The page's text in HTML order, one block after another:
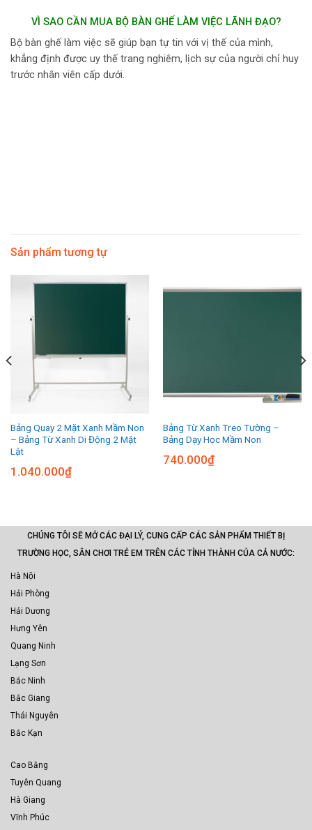
VÌ SAO CẦN MUA BỘ BÀN GHẾ LÀM VIỆC LÃNH ĐẠO?
Bộ bàn ghế làm việc sẽ giúp bạn tự tin với vị thế của mình,
khẳng định được uy thế trang nghiêm, lịch sự của người chỉ huy
trước nhân viên cấp dưới.
Sản phẩm tương tự
Bảng Quay 2 Mặt Xanh Mầm Non
– Bảng Từ Xanh Di Động 2 Mặt
Lật
1.040.000₫
Bảng Từ Xanh Treo Tường –
Bảng Dạy Học Mầm Non
740.000₫
CHÚNG TÔI SẼ MỞ CÁC ĐẠI LÝ, CUNG CẤP CÁC SẢN PHẨM THIẾT BỊ
TRƯỜNG HỌC, SÂN CHƠI TRẺ EM TRÊN CÁC TỈNH THÀNH CỦA CẢ NƯỚC:
Hà Nội
Hải Phòng
Hải Dương
Hưng Yên
Quang Ninh
Lạng Sơn
Bắc Ninh
Bắc Giang
Thái Nguyên
Bắc Kạn
Cao Bằng
Tuyên Quang
Hà Giang
Vĩnh Phúc